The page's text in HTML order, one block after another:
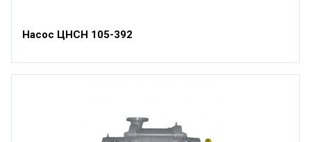
Насос ЦНСН 105-392